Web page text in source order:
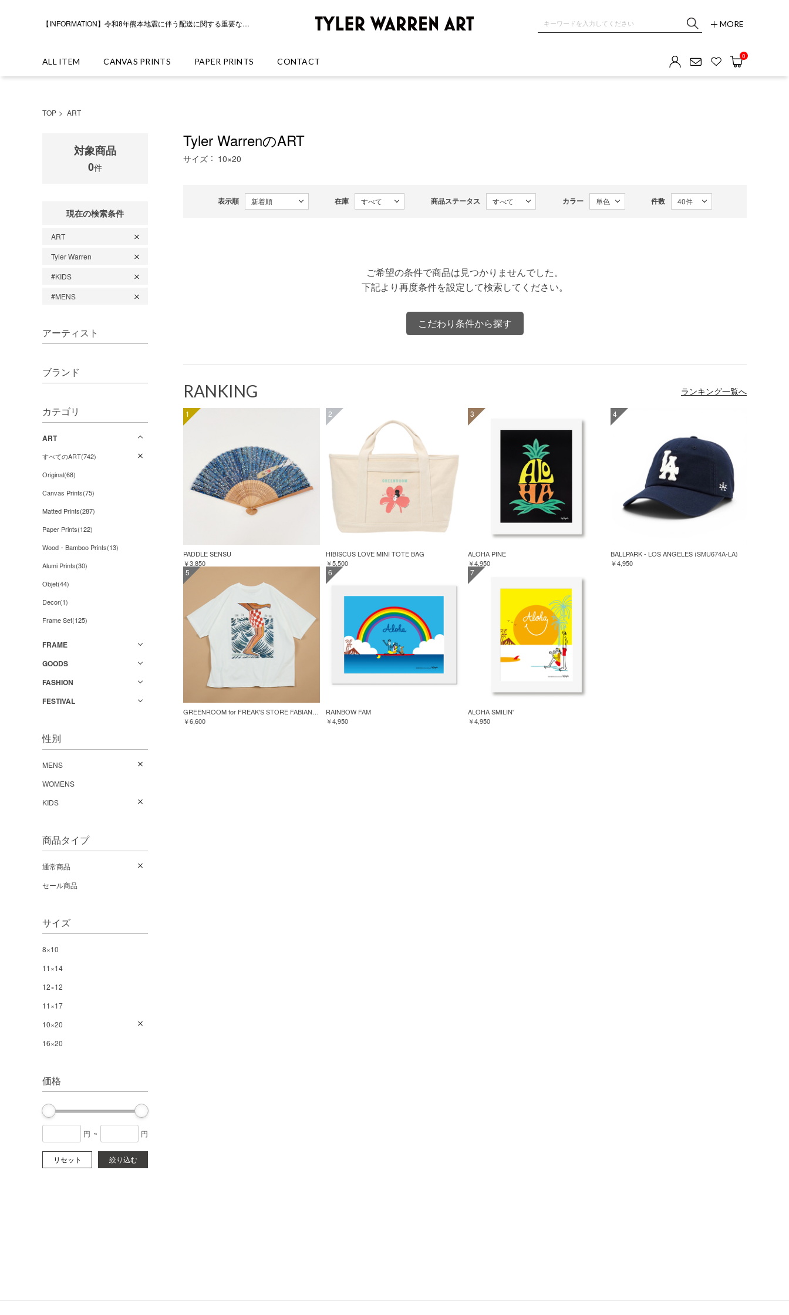
【INFORMATION】令和8年熊本地震に伴う配送に関する重要なお知らせ GREENROOM GALLERY MORE
ALL ITEM CANVAS PRINTS PAPER PRINTS CONTACT
0
TOP ART
対象商品
0件
現在の検索条件
ART
Tyler Warren
#KIDS
#MENS
アーティスト
ブランド
カテゴリ
ART
すべてのART(742)
Original(68)
Canvas Prints(75)
Matted Prints(287)
Paper Prints(122)
Wood・Bamboo Prints(13)
Alumi Prints(30)
Objet(44)
Decor(1)
Frame Set(125)
FRAME
GOODS
FASHION
FESTIVAL
性別
MENS
WOMENS
KIDS
商品タイプ
通常商品
セール商品
サイズ
8×10
11×14
12×12
11×17
10×20
16×20
価格
円 ~ 円
リセット 絞り込む
Tyler WarrenのART
サイズ 10×20
表示順 在庫 商品ステータス カラー 件数
ご希望の条件で商品は見つかりませんでした。
下記より再度条件を設定して検索してください。
こだわり条件から探す
RANKING ランキング一覧へ
1
PADDLE SENSU
￥3,850
2
HIBISCUS LOVE MINI TOTE BAG
￥5,500
3
ALOHA PINE
￥4,950
4
BALLPARK - LOS ANGELES (SMU674A-LA)
￥4,950
5
GREENROOM for FREAK'S STORE FABIAN LAVATER S/S TEE
￥6,600
6
RAINBOW FAM
￥4,950
7
ALOHA SMILIN'
￥4,950